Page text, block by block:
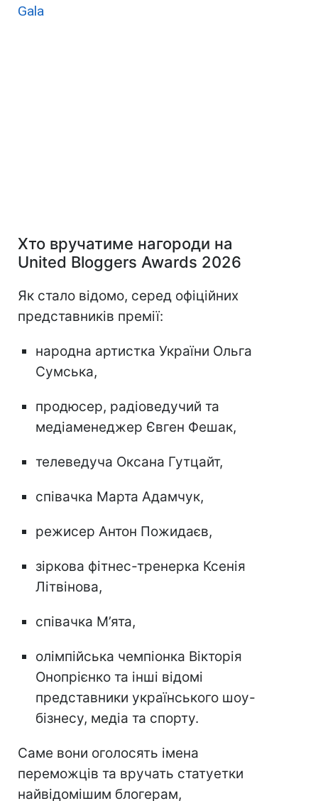
Gala
Хто вручатиме нагороди на
United Bloggers Awards 2026
Як стало відомо, серед офіційних
представників премії:
народна артистка України Ольга
Сумська,
продюсер, радіоведучий та
медіаменеджер Євген Фешак,
телеведуча Оксана Гутцайт,
співачка Марта Адамчук,
режисер Антон Пожидаєв,
зіркова фітнес-тренерка Ксенія
Літвінова,
співачка М’ята,
олімпійська чемпіонка Вікторія
Онопрієнко та інші відомі
представники українського шоу-
бізнесу, медіа та спорту.
Саме вони оголосять імена
переможців та вручать статуетки
найвідомішим блогерам,